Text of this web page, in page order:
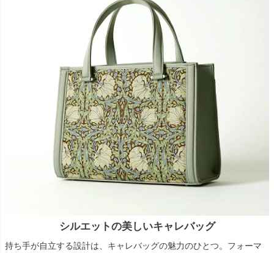
シルエットの美しいキャレバッグ
持ち手が自立する設計は、キャレバッグの魅力のひとつ。フォーマ